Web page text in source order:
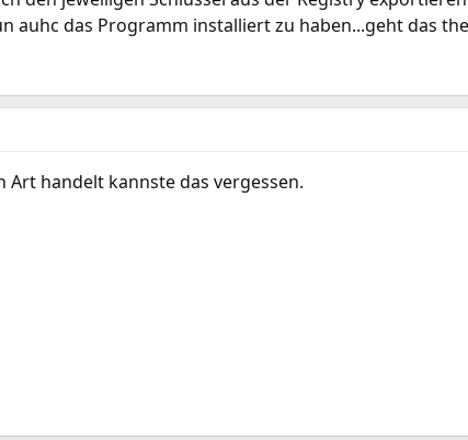
auhc das Programm installiert zu haben...geht das
Art handelt kannste das vergessen.